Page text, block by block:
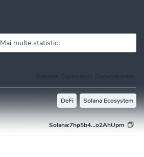
Mai multe statistici
DeFi Solana Ecosystem
Solana:7hp5b4...o2AhUpm